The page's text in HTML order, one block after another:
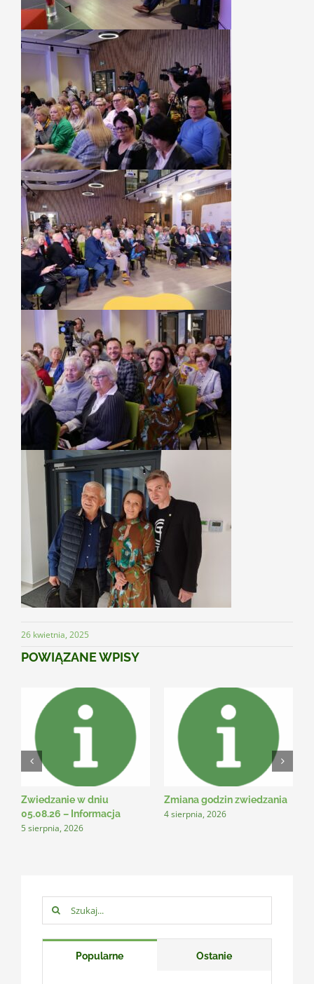
Szukaj:
Popularne Ostanie
26 kwietnia, 2025
POWIĄZANE WPISY
Zwiedzanie w dniu
05.08.26 – Informacja
5 sierpnia, 2026
Zmiana godzin zwiedzania
4 sierpnia, 2026